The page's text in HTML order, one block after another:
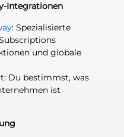
Integrationen
: Spezialisierte
und globale
Du bestimmst, was
ist